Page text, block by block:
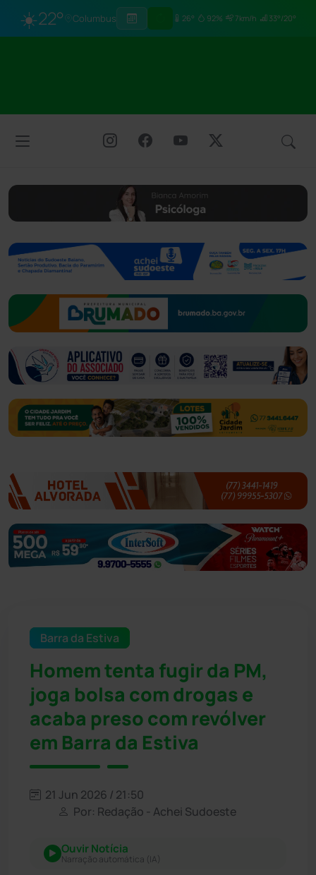
☀️22° Columbus 26° 92% 7km/h 33°/20°
Barra da Estiva
Homem tenta fugir da PM,
joga bolsa com drogas e
acaba preso com revólver
em Barra da Estiva
21 Jun 2026 / 21:50
Por: Redação - Achei Sudoeste
Ouvir Notícia
Narração automática (IA)